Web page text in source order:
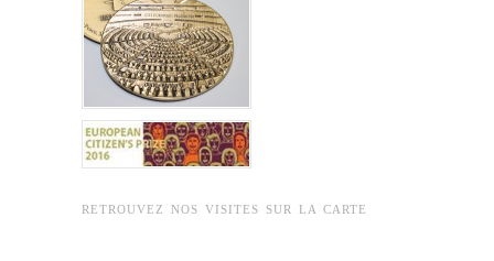
RETROUVEZ NOS VISITES SUR LA CARTE